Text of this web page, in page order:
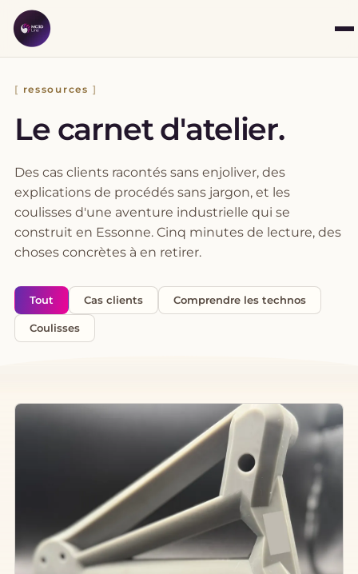
ressources
Le carnet d'atelier.
Des cas clients racontés sans enjoliver, des
explications de procédés sans jargon, et les
coulisses d'une aventure industrielle qui se
construit en Essonne. Cinq minutes de lecture, des
choses concrètes à en retirer.
Tout Cas clients Comprendre les technos
Coulisses